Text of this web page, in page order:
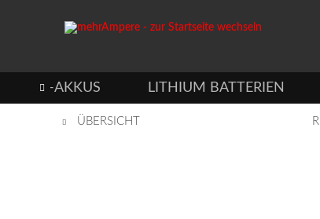
AKKUS LITHIUM BATTERIEN

ÜBERSICHT